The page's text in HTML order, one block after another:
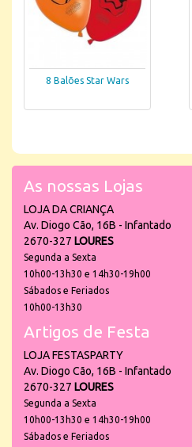
8 Balões Star Wars
As nossas Lojas
LOJA DA CRIANÇA
Av. Diogo Cão, 16B - Infantado
2670-327 LOURES
Segunda a Sexta
10h00-13h30 e 14h30-19h00
Sábados e Feriados
10h00-13h30
Artigos de Festa
LOJA FESTASPARTY
Av. Diogo Cão, 16B - Infantado
2670-327 LOURES
Segunda a Sexta
10h00-13h30 e 14h30-19h00
Sábados e Feriados